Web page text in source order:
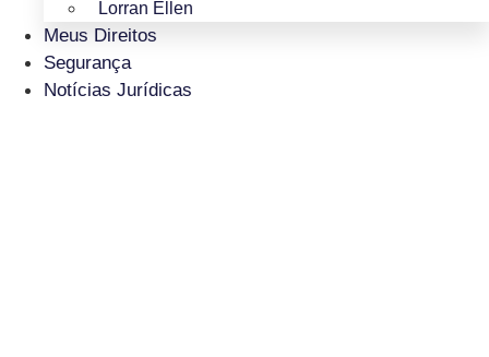
Lorran Ellen
Meus Direitos
Segurança
Notícias Jurídicas